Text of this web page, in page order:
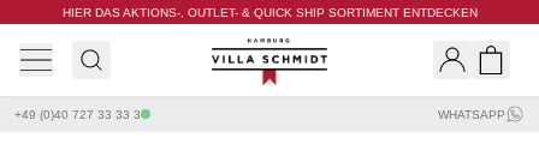
HIER DAS AKTIONS-, OUTLET- & QUICK SHIP SORTIMENT ENTDECKEN
Villa Schmidt
+49 (0)40 727 33 33 3 WHATSAPP